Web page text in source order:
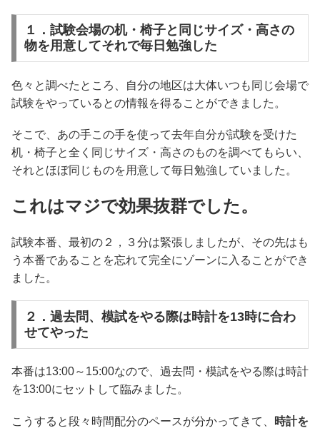
１．試験会場の机・椅子と同じサイズ・高さの
物を用意してそれで毎日勉強した
色々と調べたところ、自分の地区は大体いつも同じ会場で
試験をやっているとの情報を得ることができました。
そこで、あの手この手を使って去年自分が試験を受けた
机・椅子と全く同じサイズ・高さのものを調べてもらい、
それとほぼ同じものを用意して毎日勉強していました。
これはマジで効果抜群でした。
試験本番、最初の２，３分は緊張しましたが、その先はも
う本番であることを忘れて完全にゾーンに入ることができ
ました。
２．過去問、模試をやる際は時計を13時に合わ
せてやった
本番は13:00～15:00なので、過去問・模試をやる際は時計
を13:00にセットして臨みました。
こうすると段々時間配分のペースが分かってきて、
時計を